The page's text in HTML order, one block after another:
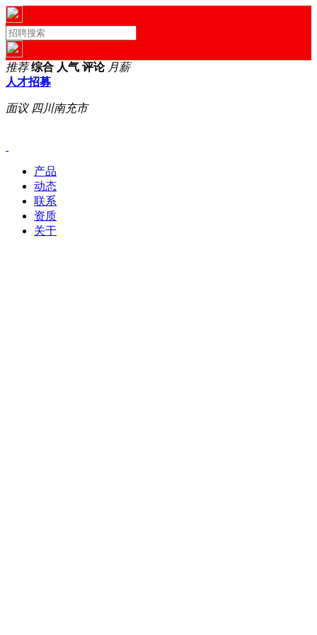
推荐 综合 人气 评论 月薪
人才招募
面议 四川南充市
产品
动态
联系
资质
关于